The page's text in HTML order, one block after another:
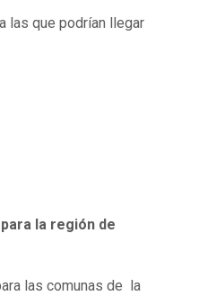
las que podrían llegar
la región de
las comunas de la